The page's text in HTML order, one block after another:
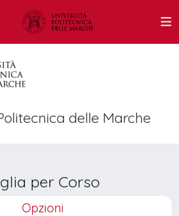
delle Marche
per Corso
Opzioni